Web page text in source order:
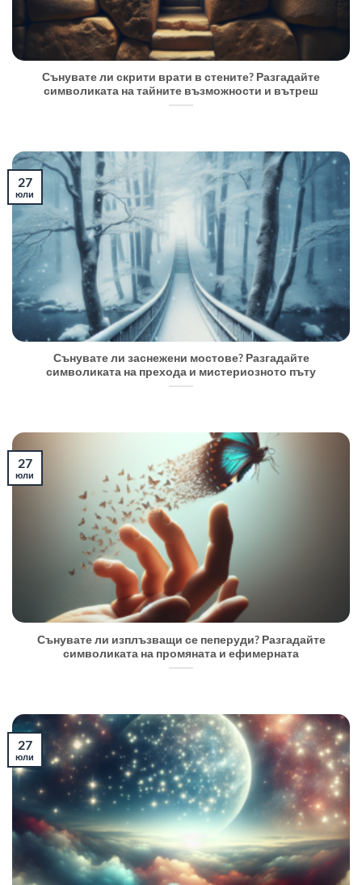
Сънувате ли скрити врати в стените? Разгадайте
символиката на тайните възможности и вътреш
Сънувате ли заснежени мостове? Разгадайте
символиката на прехода и мистериозното пъту
27
юли
Сънувате ли изплъзващи се пеперуди? Разгадайте
символиката на промяната и ефимерната
27
юли
27
юли